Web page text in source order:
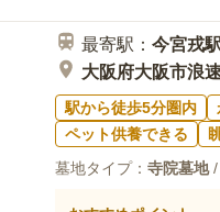
最寄駅： 今宮戎駅
大阪府大阪市浪
駅から徒歩5分圏内
ペット供養できる
墓地タイプ： 寺院墓地/